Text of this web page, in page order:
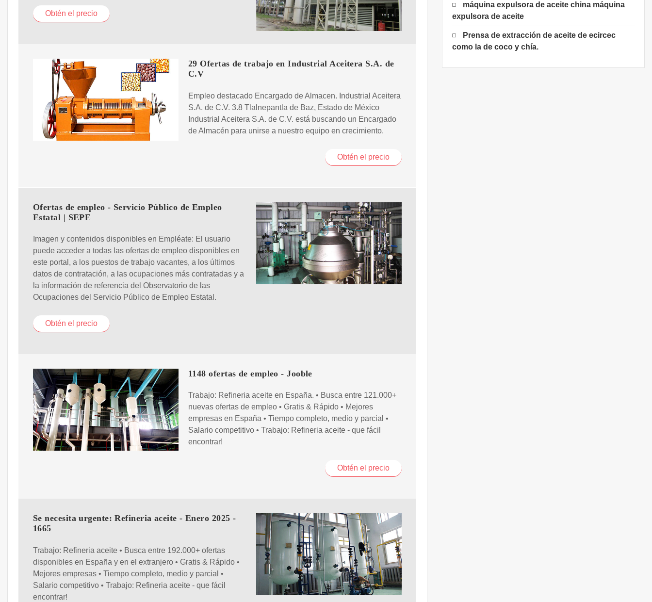
Obtén el precio
29 Ofertas de trabajo en Industrial Aceitera S.A. de
C.V
Empleo destacado Encargado de Almacen. Industrial Aceitera
S.A. de C.V. 3.8 Tlalnepantla de Baz, Estado de México
Industrial Aceitera S.A. de C.V. está buscando un Encargado
de Almacén para unirse a nuestro equipo en crecimiento.
Obtén el precio
Ofertas de empleo - Servicio Público de Empleo
Estatal | SEPE
Imagen y contenidos disponibles en Empléate: El usuario
puede acceder a todas las ofertas de empleo disponibles en
este portal, a los puestos de trabajo vacantes, a los últimos
datos de contratación, a las ocupaciones más contratadas y a
la información de referencia del Observatorio de las
Ocupaciones del Servicio Público de Empleo Estatal.
Obtén el precio
1148 ofertas de empleo - Jooble
Trabajo: Refineria aceite en España. • Busca entre 121.000+
nuevas ofertas de empleo • Gratis & Rápido • Mejores
empresas en España • Tiempo completo, medio y parcial •
Salario competitivo • Trabajo: Refineria aceite - que fácil
encontrar!
Obtén el precio
Se necesita urgente: Refineria aceite - Enero 2025 -
1665
Trabajo: Refineria aceite • Busca entre 192.000+ ofertas
disponibles en España y en el extranjero • Gratis & Rápido •
Mejores empresas • Tiempo completo, medio y parcial •
Salario competitivo • Trabajo: Refineria aceite - que fácil
encontrar!
máquina expulsora de aceite china máquina
expulsora de aceite
Prensa de extracción de aceite de ecircec
como la de coco y chía.